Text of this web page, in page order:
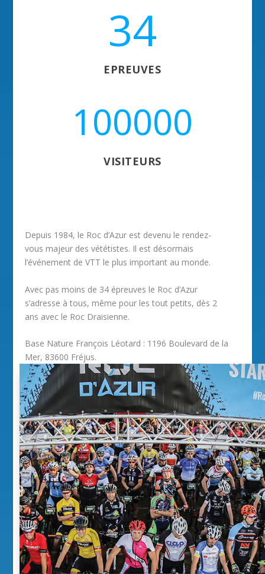
34
EPREUVES
100000
VISITEURS
Depuis 1984, le Roc d’Azur est devenu le rendez-
vous majeur des vététistes. Il est désormais
l’événement de VTT le plus important au monde.
Avec pas moins de 34 épreuves le Roc d’Azur
s’adresse à tous, même pour les tout petits, dès 2
ans avec le Roc Draisienne.
Base Nature François Léotard : 1196 Boulevard de la
Mer, 83600 Fréjus.